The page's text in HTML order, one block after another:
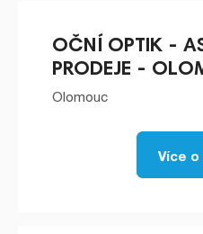
OČNÍ OPTIK -
PRODEJE -
Olomouc
Více